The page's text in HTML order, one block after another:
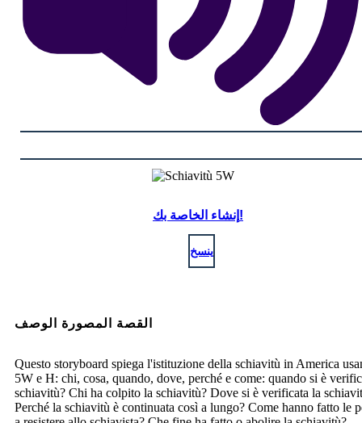
إنشاء الخاصة بك!
ينسخ
القصة المصورة الوصف
Questo storyboard spiega l'istituzione della schiavitù in America
5W e H: chi, cosa, quando, dove, perché e come: quando si è
schiavitù? Chi ha colpito la schiavitù? Dove si è verificata la
Perché la schiavitù è continuata così a lungo? Come hanno fatto le